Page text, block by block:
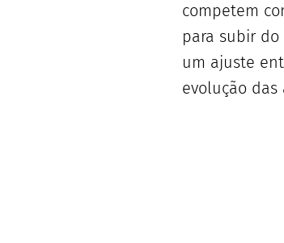
competem
para subir do
um ajuste
evolução